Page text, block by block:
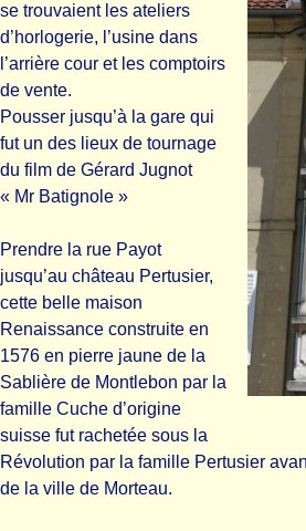
se trouvaient les ateliers
d’horlogerie, l’usine dans
l’arrière cour et les comptoirs
de vente.
Pousser jusqu’à la gare qui
fut un des lieux de tournage
du film de Gérard Jugnot
« Mr Batignole »
Prendre la rue Payot
jusqu’au château Pertusier,
cette belle maison
Renaissance construite en
1576 en pierre jaune de la
Sablière de Montlebon par la
famille Cuche d’origine
suisse fut rachetée sous la
Révolution par la famille Pertusier
de la ville de Morteau.